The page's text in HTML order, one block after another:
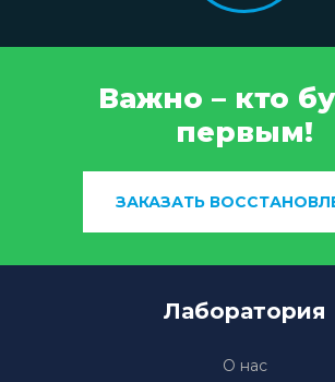
Важно – кто
первым!
ЗАКАЗАТЬ
Лаборатория
О нас